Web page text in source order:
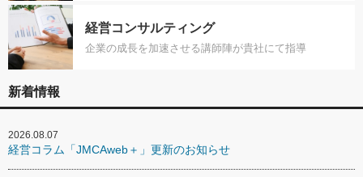
経営コンサルティング
企業の成長を加速させる講師陣が貴社にて指導
新着情報
2026.08.07
経営コラム「JMCAweb＋」更新のお知らせ